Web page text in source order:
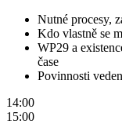
Nutné procesy,
Kdo vlastně se
WP29 a
čase
Povinnosti
14:00
15:00